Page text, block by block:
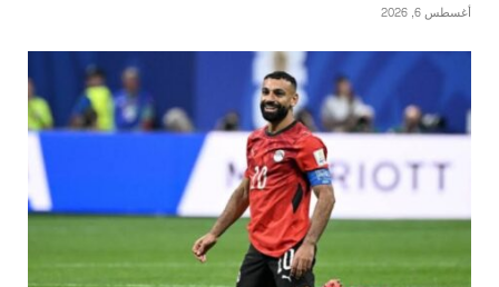
أغسطس 6, 2026